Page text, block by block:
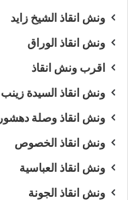
ونش انقاذ الشيخ زايد
ونش انقاذ الوراق
اقرب ونش انقاذ
ونش انقاذ السيدة زينب
ونش انقاذ وصلة دهشور
ونش انقاذ الخصوص
ونش انقاذ العباسية
ونش انقاذ الجونة